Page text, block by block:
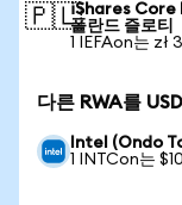
🇵🇱iShares Core
폴란드 즐로티
1 IEFAon는 zł
다른 RWA를
Intel (Ondo
1 INTCon는